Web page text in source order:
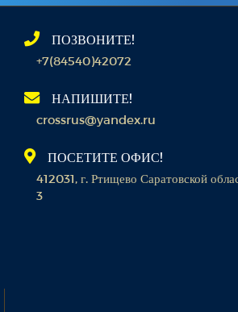
ПОЗВОНИТЕ!
+7(84540)42072
НАПИШИТЕ!
crossrus@yandex.ru
ПОСЕТИТЕ ОФИС!
412031, г. Ртищево Саратовской
3